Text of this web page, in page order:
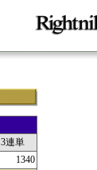
3連単
1340